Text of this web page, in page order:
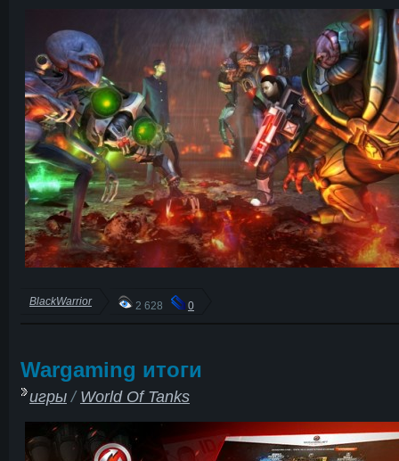
BlackWarrior 2 628 0
Wargaming итоги
игры/World Of Tanks